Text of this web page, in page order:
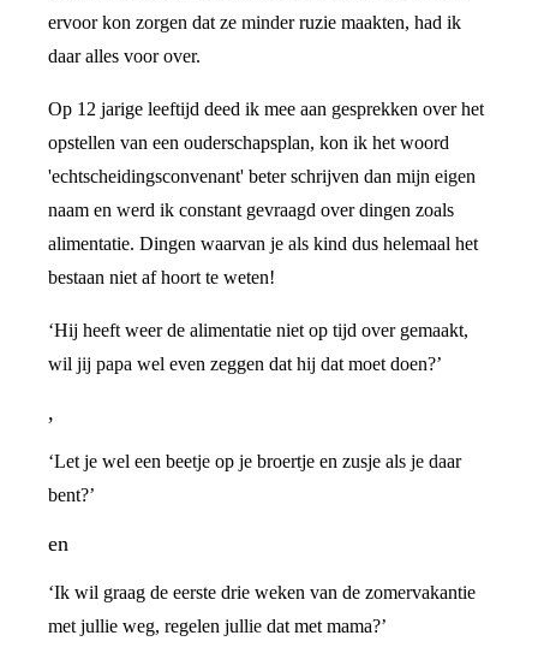
ervoor kon zorgen dat ze minder ruzie maakten, had ik
daar alles voor over.
Op 12 jarige leeftijd deed ik mee aan gesprekken over het
opstellen van een ouderschapsplan, kon ik het woord
'echtscheidingsconvenant' beter schrijven dan mijn eigen
naam en werd ik constant gevraagd over dingen zoals
alimentatie. Dingen waarvan je als kind dus helemaal het
bestaan niet af hoort te weten!
‘Hij heeft weer de alimentatie niet op tijd over gemaakt,
wil jij papa wel even zeggen dat hij dat moet doen?’
,
‘Let je wel een beetje op je broertje en zusje als je daar
bent?’
en
‘Ik wil graag de eerste drie weken van de zomervakantie
met jullie weg, regelen jullie dat met mama?’